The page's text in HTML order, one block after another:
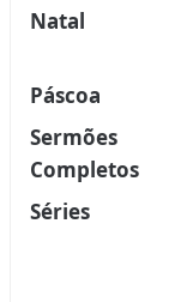
Natal
Páscoa
Sermões
Completos
Séries